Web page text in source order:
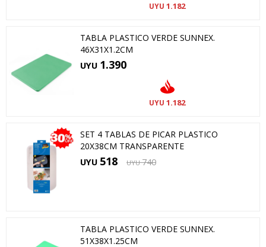
UYU 1.182
TABLA PLASTICO VERDE SUNNEX.
46X31X1.2CM
UYU 1.390
UYU 1.182
SET 4 TABLAS DE PICAR PLASTICO
20X38CM TRANSPARENTE
UYU 518 UYU 740
TABLA PLASTICO VERDE SUNNEX.
51X38X1.25CM